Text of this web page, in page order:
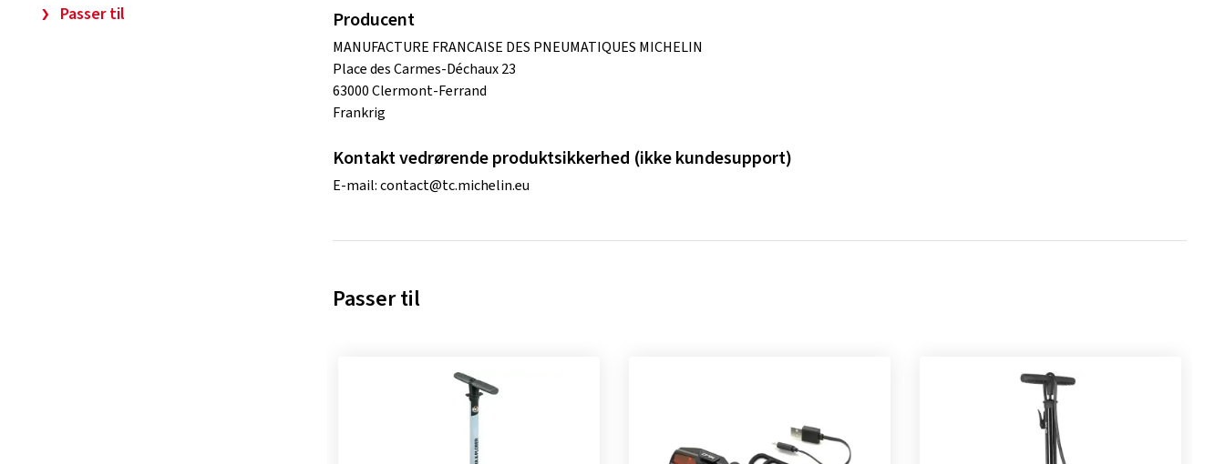
Passer til Producent
MANUFACTURE FRANCAISE DES PNEUMATIQUES MICHELIN
Place des Carmes-Déchaux 23
63000 Clermont-Ferrand
Frankrig
Kontakt vedrørende produktsikkerhed (ikke kundesupport)
E-mail:contact@tc.michelin.eu
Passer til